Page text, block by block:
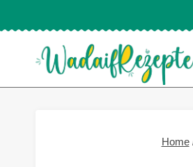
to
content
Home